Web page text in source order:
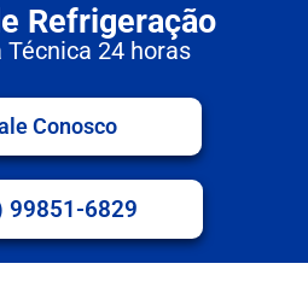
Refrigeração
24 horas
Conosco
99851-6829